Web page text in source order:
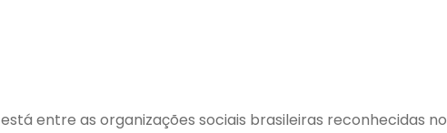
está entre as organizações sociais brasileiras reconhecidas no